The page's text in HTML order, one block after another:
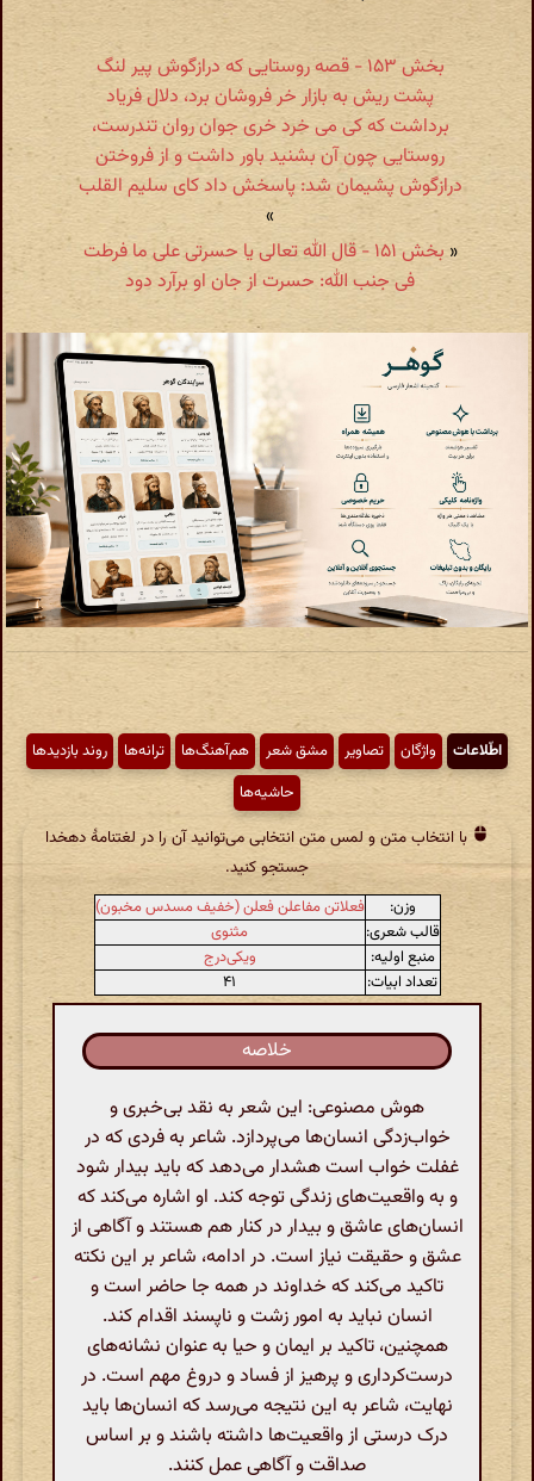
بخش ۱۵۳ - قصه روستایی که درازگوش پیر لنگ
پشت ریش به بازار خر فروشان برد، دلال فریاد
برداشت که کی می خرد خری جوان روان تندرست،
روستایی چون آن بشنید باور داشت و از فروختن
درازگوش پشیمان شد: پاسخش داد کای سلیم القلب
»
«
بخش ۱۵۱ - قال الله تعالی یا حسرتی علی ما فرطت
فی جنب الله: حسرت از جان او برآرد دود
اطّلاعات واژگان تصاویر مشق شعر هم‌آهنگ‌ها ترانه‌ها
روند بازدیدها
حاشیه‌ها
با انتخاب متن و لمس متن انتخابی می‌توانید آن را در لغتنامهٔ دهخدا
جستجو کنید.
وزن:
فعلاتن مفاعلن فعلن (خفیف مسدس مخبون)
قالب شعری:
مثنوی
منبع اولیه:
ویکی‌درج
تعداد ابیات:
۴۱
خلاصه
هوش مصنوعی: این شعر به نقد بی‌خبری و
خواب‌زدگی انسان‌ها می‌پردازد. شاعر به فردی که در
غفلت خواب است هشدار می‌دهد که باید بیدار شود
و به واقعیت‌های زندگی توجه کند. او اشاره می‌کند که
انسان‌های عاشق و بیدار در کنار هم هستند و آگاهی از
عشق و حقیقت نیاز است. در ادامه، شاعر بر این نکته
تاکید می‌کند که خداوند در همه جا حاضر است و
انسان نباید به امور زشت و ناپسند اقدام کند.
همچنین، تاکید بر ایمان و حیا به عنوان نشانه‌های
درست‌کرداری و پرهیز از فساد و دروغ مهم است. در
نهایت، شاعر به این نتیجه می‌رسد که انسان‌ها باید
درک درستی از واقعیت‌ها داشته باشند و بر اساس
صداقت و آگاهی عمل کنند.